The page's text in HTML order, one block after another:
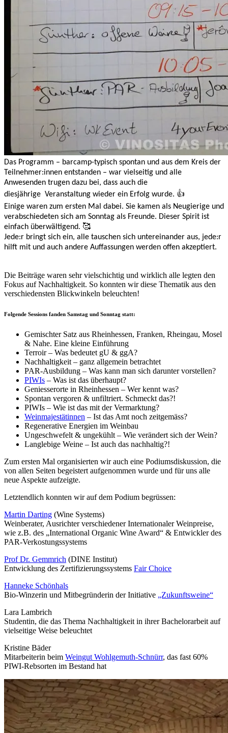
Das Programm – barcamp-typisch spontan und aus dem Kreis der
Teilnehmer:innen entstanden – war vielseitig und alle
Anwesenden trugen dazu bei, dass auch die
diesjährige Veranstaltung wieder ein Erfolg wurde. 👍
Einige waren zum ersten Mal dabei. Sie kamen als Neugierige und
verabschiedeten sich am Sonntag als Freunde. Dieser Spirit ist
einfach überwältigend. 🥰
Jede:r bringt sich ein, alle tauschen sich untereinander aus, jede:r
hilft mit und auch andere Auffassungen werden offen akzeptiert.
Die Beiträge waren sehr vielschichtig und wirklich alle legten den
Fokus auf Nachhaltigkeit. So konnten wir diese Thematik aus den
verschiedensten Blickwinkeln beleuchten!
Folgende Sessions fanden Samstag und Sonntag statt:
Gemischter Satz aus Rheinhessen, Franken, Rheingau, Mosel
& Nahe. Eine kleine Einführung
Terroir – Was bedeutet gU & ggA?
Nachhaltigkeit – ganz allgemein betrachtet
PAR-Ausbildung – Was kann man sich darunter vorstellen?
PIWIs – Was ist das überhaupt?
Geniesserorte in Rheinhessen – Wer kennt was?
Spontan vergoren & unfiltriert. Schmeckt das?!
PIWIs – Wie ist das mit der Vermarktung?
Weinmajestätinnen – Ist das Amt noch zeitgemäss?
Regenerative Energien im Weinbau
Ungeschwefelt & ungekühlt – Wie verändert sich der Wein?
Langlebige Weine – Ist auch das nachhaltig?!
Zum ersten Mal organisierten wir auch eine Podiumsdiskussion, die
von allen Seiten begeistert aufgenommen wurde und für uns alle
neue Aspekte aufzeigte.
Letztendlich konnten wir auf dem Podium begrüssen:
Martin Darting (Wine Systems)
Weinberater, Ausrichter verschiedener Internationaler Weinpreise,
wie z.B. des „International Organic Wine Award“ & Entwickler des
PAR-Verkostungssystems
Prof Dr. Gemmrich (DINE Institut)
Entwicklung des Zertifizierungssystems Fair Choice
Hanneke Schönhals
Bio-Winzerin und Mitbegründerin der Initiative „Zukunftsweine“
Lara Lambrich
Studentin, die das Thema Nachhaltigkeit in ihrer Bachelorarbeit auf
vielseitige Weise beleuchtet
Kristine Bäder
Mitarbeiterin beim Weingut Wohlgemuth-Schnürr, das fast 60%
PIWI-Rebsorten im Bestand hat